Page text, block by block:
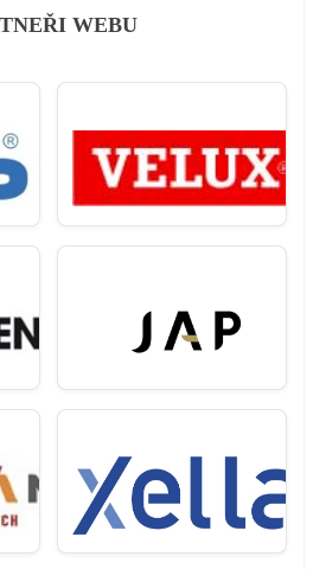
WEBU